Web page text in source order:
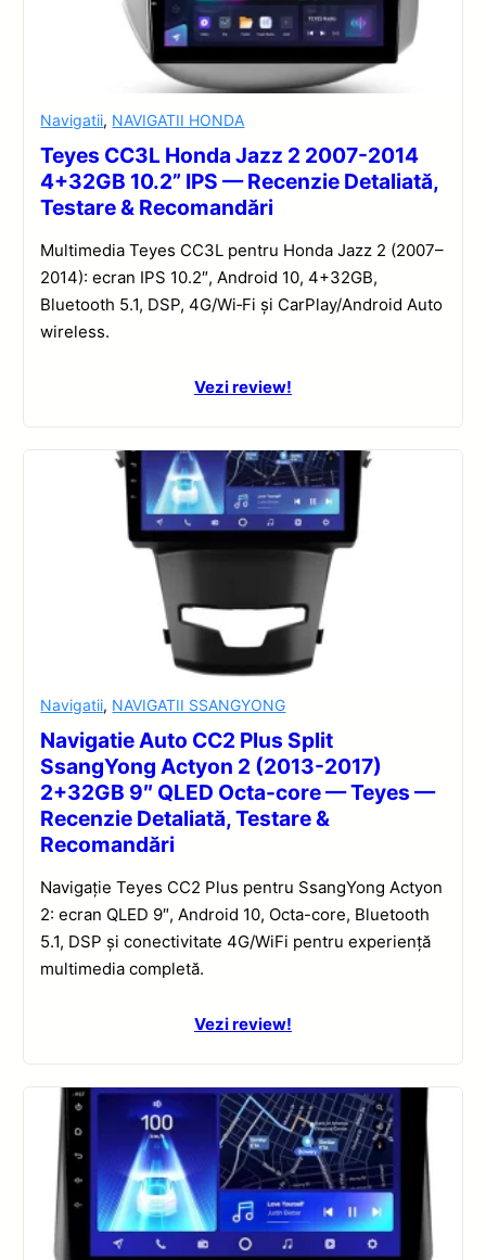
Navigatii, NAVIGATII HONDA
Teyes CC3L Honda Jazz 2 2007-2014
4+32GB 10.2” IPS — Recenzie Detaliată,
Testare & Recomandări
Multimedia Teyes CC3L pentru Honda Jazz 2 (2007–
2014): ecran IPS 10.2″, Android 10, 4+32GB,
Bluetooth 5.1, DSP, 4G/Wi‑Fi și CarPlay/Android Auto
wireless.
Vezi review!
Navigatii, NAVIGATII SSANGYONG
Navigatie Auto CC2 Plus Split
SsangYong Actyon 2 (2013-2017)
2+32GB 9″ QLED Octa-core — Teyes —
Recenzie Detaliată, Testare &
Recomandări
Navigație Teyes CC2 Plus pentru SsangYong Actyon
2: ecran QLED 9″, Android 10, Octa-core, Bluetooth
5.1, DSP și conectivitate 4G/WiFi pentru experiență
multimedia completă.
Vezi review!